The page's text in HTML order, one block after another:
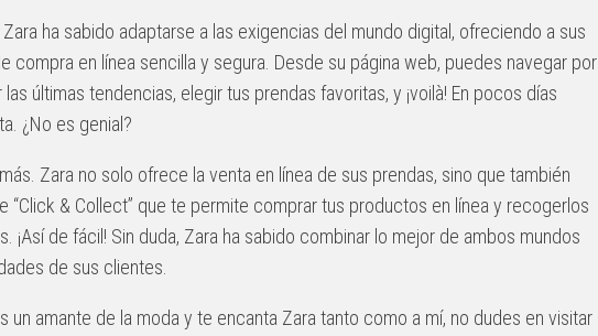
ha sabido adaptarse a las exigencias del mundo digital, ofreciendo a sus
compra en línea sencilla y segura. Desde su página web, puedes navegar por
últimas tendencias, elegir tus prendas favoritas, y ¡voilà! En pocos días
¿No es genial?
Zara no solo ofrece la venta en línea de sus prendas, sino que también
“Click & Collect” que te permite comprar tus productos en línea y recogerlos
¡Así de fácil! Sin duda, Zara ha sabido combinar lo mejor de ambos mundos
de sus clientes.
un amante de la moda y te encanta Zara tanto como a mí, no dudes en visitar